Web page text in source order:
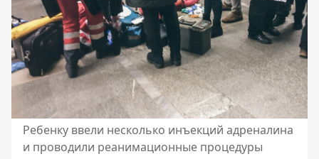
Ребенку ввели несколько инъекций адреналина
и проводили реанимационные процедуры